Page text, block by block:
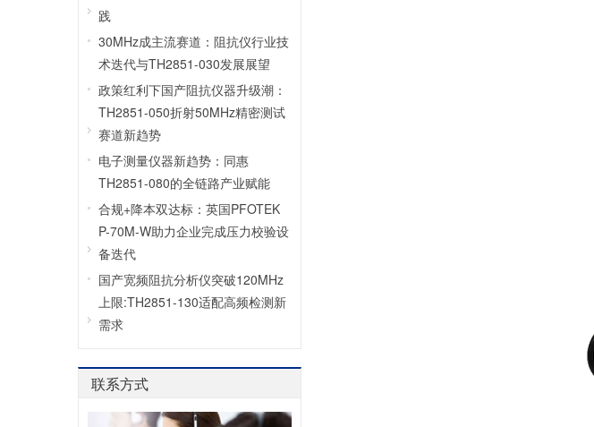
践
30MHz成主流赛道：阻抗仪行业技
术迭代与TH2851-030发展展望
政策红利下国产阻抗仪器升级潮：
TH2851-050折射50MHz精密测试
赛道新趋势
电子测量仪器新趋势：同惠
TH2851-080的全链路产业赋能
合规+降本双达标：英国PFOTEK
P-70M-W助力企业完成压力校验设
备迭代
国产宽频阻抗分析仪突破120MHz
上限:TH2851-130适配高频检测新
需求
联系方式